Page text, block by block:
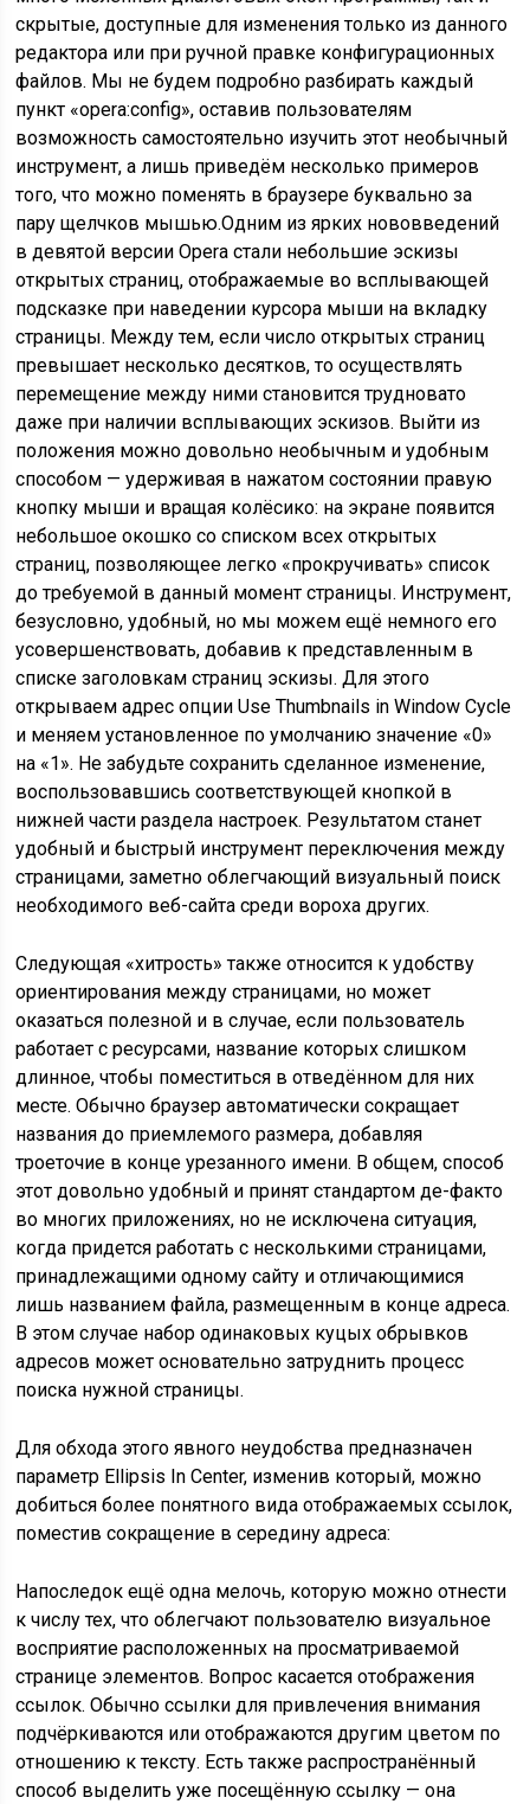
скрытые, доступные для изменения только из данного
редактора или при ручной правке конфигурационных
файлов. Мы не будем подробно разбирать каждый
пункт «opera:config», оставив пользователям
возможность самостоятельно изучить этот необычный
инструмент, а лишь приведём несколько примеров
того, что можно поменять в браузере буквально за
пару щелчков мышью.Одним из ярких нововведений
в девятой версии Opera стали небольшие эскизы
открытых страниц, отображаемые во всплывающей
подсказке при наведении курсора мыши на вкладку
страницы. Между тем, если число открытых страниц
превышает несколько десятков, то осуществлять
перемещение между ними становится трудновато
даже при наличии всплывающих эскизов. Выйти из
положения можно довольно необычным и удобным
способом — удерживая в нажатом состоянии правую
кнопку мыши и вращая колёсико: на экране появится
небольшое окошко со списком всех открытых
страниц, позволяющее легко «прокручивать» список
до требуемой в данный момент страницы. Инструмент,
безусловно, удобный, но мы можем ещё немного его
усовершенствовать, добавив к представленным в
списке заголовкам страниц эскизы. Для этого
открываем адрес опции Use Thumbnails in Window Cycle
и меняем установленное по умолчанию значение «0»
на «1». Не забудьте сохранить сделанное изменение,
воспользовавшись соответствующей кнопкой в
нижней части раздела настроек. Результатом станет
удобный и быстрый инструмент переключения между
страницами, заметно облегчающий визуальный поиск
необходимого веб-сайта среди вороха других.
Следующая «хитрость» также относится к удобству
ориентирования между страницами, но может
оказаться полезной и в случае, если пользователь
работает с ресурсами, название которых слишком
длинное, чтобы поместиться в отведённом для них
месте. Обычно браузер автоматически сокращает
названия до приемлемого размера, добавляя
троеточие в конце урезанного имени. В общем, способ
этот довольно удобный и принят стандартом де-факто
во многих приложениях, но не исключена ситуация,
когда придется работать с несколькими страницами,
принадлежащими одному сайту и отличающимися
лишь названием файла, размещенным в конце адреса.
В этом случае набор одинаковых куцых обрывков
адресов может основательно затруднить процесс
поиска нужной страницы.
Для обхода этого явного неудобства предназначен
параметр Ellipsis In Center, изменив который, можно
добиться более понятного вида отображаемых ссылок,
поместив сокращение в середину адреса:
Напоследок ещё одна мелочь, которую можно отнести
к числу тех, что облегчают пользователю визуальное
восприятие расположенных на просматриваемой
странице элементов. Вопрос касается отображения
ссылок. Обычно ссылки для привлечения внимания
подчёркиваются или отображаются другим цветом по
отношению к тексту. Есть также распространённый
способ выделить уже посещённую ссылку — она